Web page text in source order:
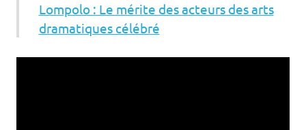
Lompolo : Le mérite des acteurs des arts
dramatiques célébré